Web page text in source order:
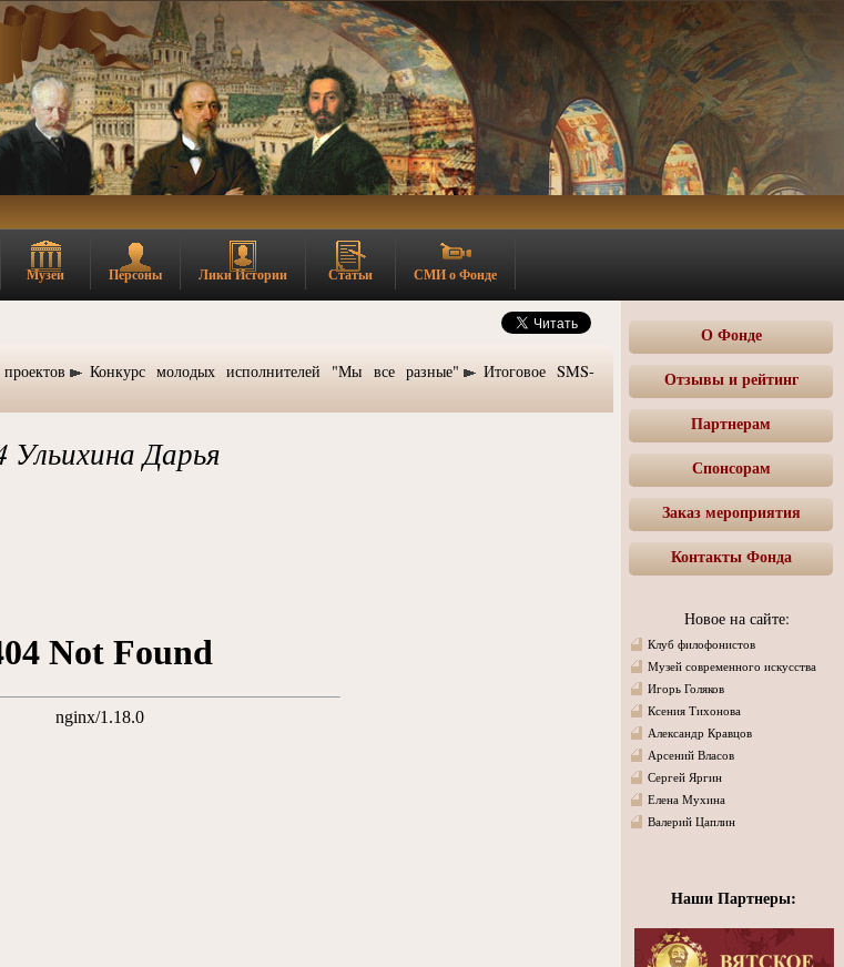
Музеи Персоны Лики Истории Статьи СМИ о Фонде
Конкурс молодых исполнителей "Мы все разные"
Итоговое SMS-
Ульихина Дарья
О Фонде
Отзывы и рейтинг
Партнерам
Спонсорам
Заказ мероприятия
Контакты Фонда
Новое на сайте:
Клуб филофонистов
Музей современного искусства
Игорь Голяков
Ксения Тихонова
Александр Кравцов
Арсений Власов
Сергей Яргин
Елена Мухина
Валерий Цаплин
Наши Партнеры: